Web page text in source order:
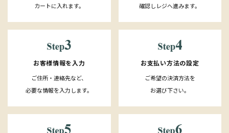
カートに入れます。
確認しレジへ進みます。
お客様情報を入力
ご住所・連絡先など、
必要な情報を入力します。
お支払い方法の設定
ご希望の決済方法を
お選び下さい。